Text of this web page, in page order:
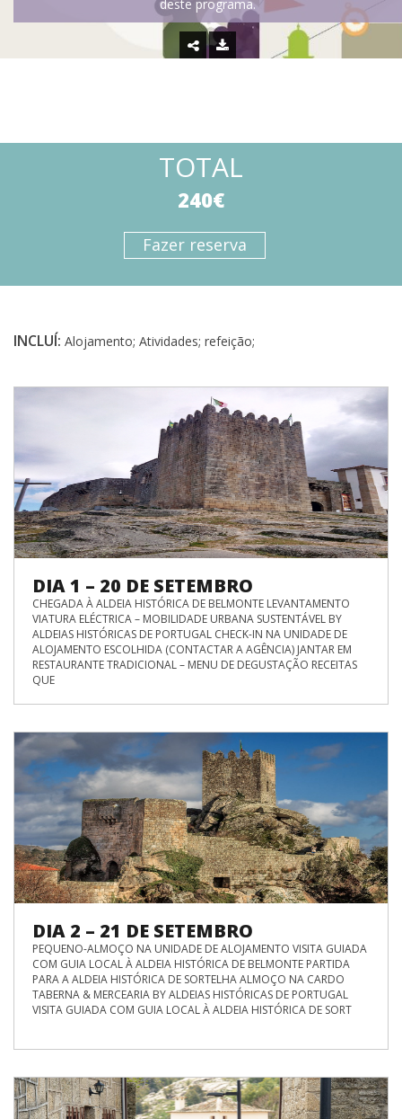
deste programa.
TOTAL
240€
Fazer reserva
INCLUÍ: Alojamento; Atividades; refeição;
DIA 1 – 20 DE SETEMBRO
CHEGADA À ALDEIA HISTÓRICA DE BELMONTE LEVANTAMENTO
VIATURA ELÉCTRICA – MOBILIDADE URBANA SUSTENTÁVEL BY
ALDEIAS HISTÓRICAS DE PORTUGAL CHECK-IN NA UNIDADE DE
ALOJAMENTO ESCOLHIDA (CONTACTAR A AGÊNCIA) JANTAR EM
RESTAURANTE TRADICIONAL – MENU DE DEGUSTAÇÃO RECEITAS
QUE
DIA 2 – 21 DE SETEMBRO
PEQUENO-ALMOÇO NA UNIDADE DE ALOJAMENTO VISITA GUIADA
COM GUIA LOCAL À ALDEIA HISTÓRICA DE BELMONTE PARTIDA
PARA A ALDEIA HISTÓRICA DE SORTELHA ALMOÇO NA CARDO
TABERNA & MERCEARIA BY ALDEIAS HISTÓRICAS DE PORTUGAL
VISITA GUIADA COM GUIA LOCAL À ALDEIA HISTÓRICA DE SORT